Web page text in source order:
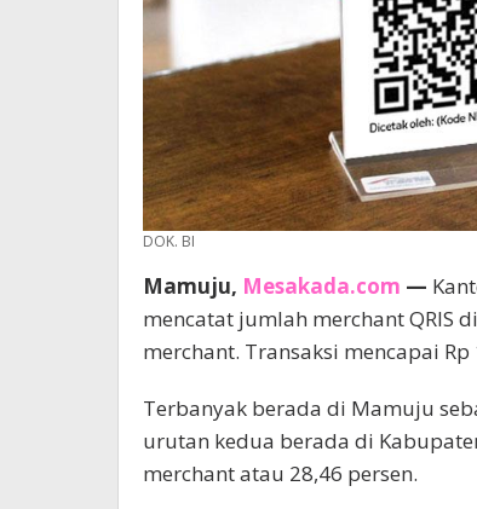
DOK. BI
Mamuju, Mesakada.com —
mencatat jumlah merchant QRIS
merchant. Transaksi mencapai
Terbanyak berada di Mamuju
urutan kedua berada di
merchant atau 28,46 persen.